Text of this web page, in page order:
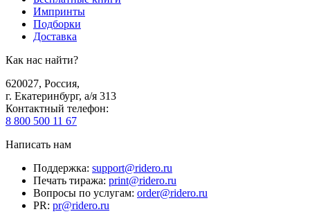
Импринты
Подборки
Доставка
Как нас найти?
620027, Россия,
г. Екатеринбург, а/я 313
Контактный телефон:
8 800 500 11 67
Написать нам
Поддержка: support@ridero.ru
Печать тиража: print@ridero.ru
Вопросы по услугам: order@ridero.ru
PR: pr@ridero.ru